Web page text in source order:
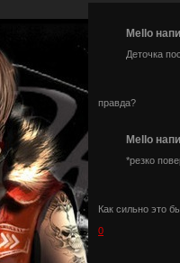
Mello
Деточка
правда?
Mello
*резко
Как сильно это
0